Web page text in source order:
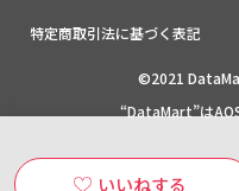
特定商取引法に基づく表記
©2021
“DataMart”は
いいねする